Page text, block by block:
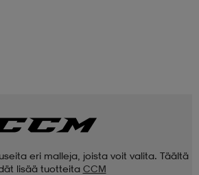
eri malleja, joista voit valita. Täältä
lisää tuotteita CCM